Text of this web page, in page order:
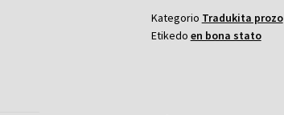
Kategorio Tradukita prozo
Etikedo en bona stato